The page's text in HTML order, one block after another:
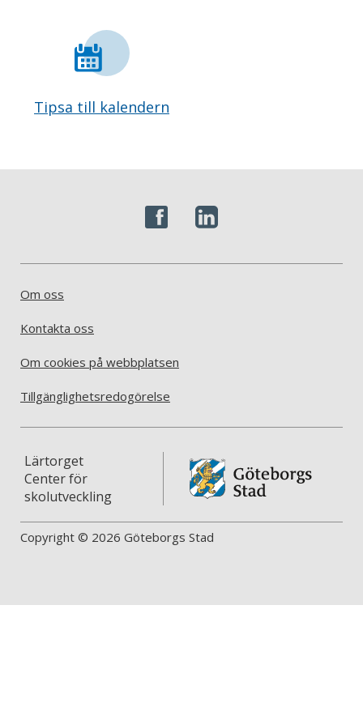
Tipsa till kalendern
Om oss
Kontakta oss
Om cookies på webbplatsen
Tillgänglighetsredogörelse
Lärtorget
Center för
skolutveckling
Copyright © 2026 Göteborgs Stad